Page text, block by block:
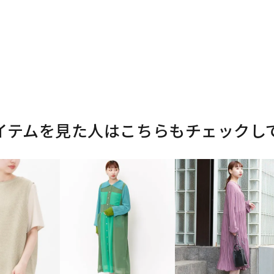
テムを見た人はこちらもチェックし